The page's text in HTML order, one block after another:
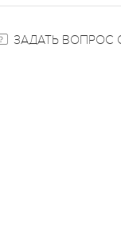
ЗАДАТЬ ВОПРОС